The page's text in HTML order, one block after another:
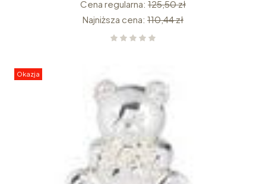
Cena regularna: 125,50 zł
Najniższa cena: 110,44 zł
Okazja